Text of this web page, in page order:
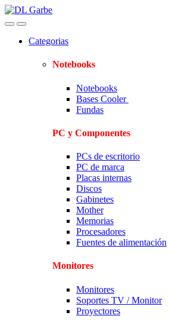
Skip
to
Skip
to
Categorias
Notebooks
Notebooks
Bases Cooler
Fundas
PC y Componentes
PCs de escritorio
PC de marca
Placas internas
Discos
Gabinetes
Mother
Memorias
Procesadores
Fuentes de alimentación
Monitores
Monitores
Soportes TV / Monitor
Proyectores